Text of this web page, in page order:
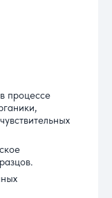
процессе